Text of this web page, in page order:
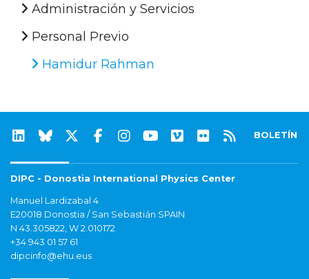
Administración y Servicios
Personal Previo
Hamidur Rahman
BOLETÍN
DIPC - Donostia International Physics Center
Manuel Lardizabal 4
E20018 Donostia / San Sebastián SPAIN
N 43.305822, W 2.010172
+34 943 01 57 61
dipcinfo@ehu.eus